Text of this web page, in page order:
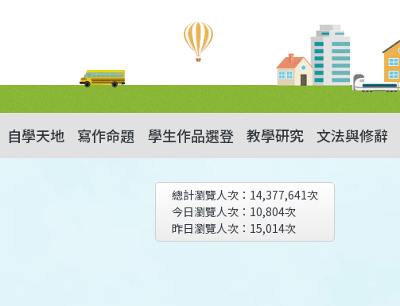
自學天地 寫作命題 學生作品選登 教學研究 文法與修辭
總計瀏覽人次： 14,377,641次
今日瀏覽人次： 10,804次
昨日瀏覽人次： 15,014次